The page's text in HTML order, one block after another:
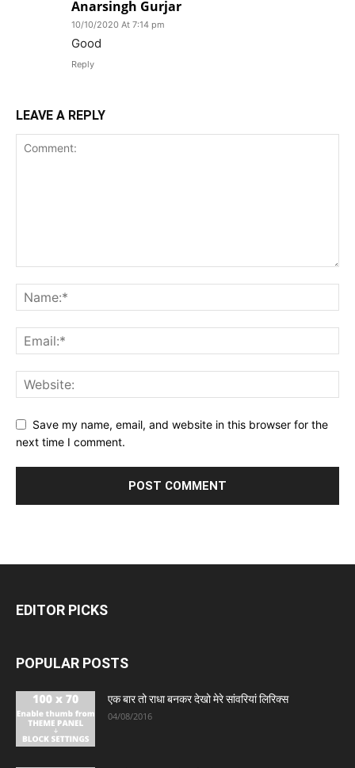
Anarsingh Gurjar
10/10/2020 At 7:14 pm
Good
Reply
LEAVE A REPLY
Save my name, email, and website in this browser for the
next time I comment.
EDITOR PICKS
POPULAR POSTS
एक बार तो राधा बनकर देखो मेरे सांवरियां लिरिक्स
04/08/2016